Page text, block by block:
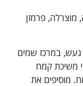
מוצרלה, פרמזן
במרכז שמים
משיכת קמח
מוסיפים את